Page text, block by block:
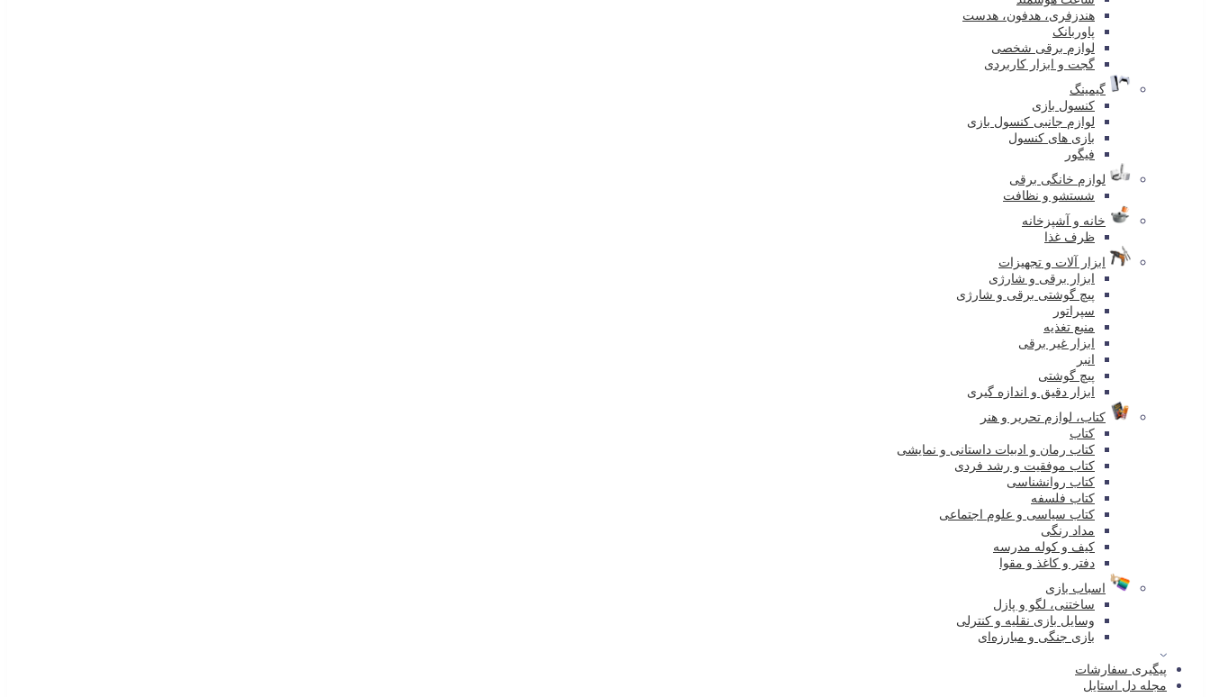
هندزفری، هدفون، هدست
پاوربانک
لوازم برقی شخصی
گجت و ابزار کاربردی
گیمینگ
کنسول بازی
لوازم جانبی کنسول بازی
بازی های کنسول
فیگور
لوازم خانگی برقی
شستشو و نظافت
خانه و آشپزخانه
ظرف غذا
ابزار آلات و تجهیزات
ابزار برقی و شارژی
پیچ گوشتی برقی و شارژی
سپراتور
منبع تغذیه
ابزار غیر برقی
انبر
پیچ گوشتی
ابزار دقیق و اندازه گیری
کتاب، لوازم تحریر و هنر
کتاب
کتاب رمان و ادبیات داستانی و نمایشی
کتاب موفقیت و رشد فردی
کتاب روانشناسی
کتاب فلسفه
کتاب سیاسی و علوم اجتماعی
مداد رنگی
کیف و کوله مدرسه
دفتر و کاغذ و مقوا
اسباب بازی
ساختنی، لگو و پازل
وسایل بازی نقلیه و کنترلی
بازی جنگی و مبارزه‌ای
پیگیری سفارشات
مجله دل استایل